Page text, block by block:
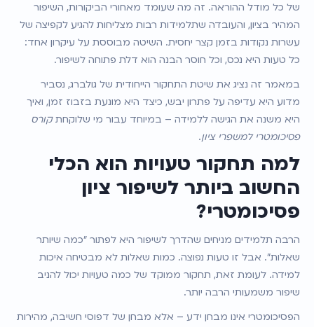
של כל מודל ההוראה. זה מה שעומד מאחורי הביקורות, השיפור
המהיר בציון, והעובדה שתלמידות רבות מצליחות להגיע לקפיצה של
עשרות נקודות בזמן קצר יחסית. השיטה מבוססת על עיקרון אחד:
כל טעות היא נכס, וכל חוסר הבנה הוא דלת פתוחה לשיפור.
במאמר זה נציג את שיטת התחקור הייחודית של גולברג, נסביר
מדוע היא עדיפה על פתרון יבש, כיצד היא מונעת בזבוז זמן, ואיך
היא משנה את הגישה ללמידה – במיוחד עבור מי שלוקחת קורס
פסיכומטרי למשפרי ציון.
למה תחקור טעויות הוא הכלי
החשוב ביותר לשיפור ציון
פסיכומטרי?
הרבה תלמידים מניחים שהדרך לשיפור היא לפתור "כמה שיותר
שאלות". אבל זו טעות נפוצה. כמות שאלות לא מבטיחה איכות
למידה. לעומת זאת, תחקור ממוקד של כמה טעויות יכול להניב
שיפור משמעותי הרבה יותר.
הפסיכומטרי אינו מבחן ידע – אלא מבחן של דפוסי חשיבה, מהירות